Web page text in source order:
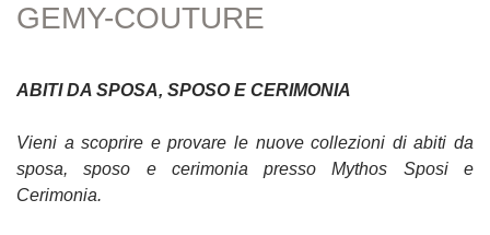
GEMY-COUTURE
ABITI DA SPOSA, SPOSO E CERIMONIA
Vieni a scoprire e provare le nuove collezioni di abiti da
sposa, sposo e cerimonia presso Mythos Sposi e
Cerimonia.